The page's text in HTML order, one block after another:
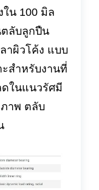
ใน 100 มิล
ตลับลูกปืน
าผิวโค้ง แบบ
สำหรับงานที่
ดในแนวรัศมี
าพ ตลับ